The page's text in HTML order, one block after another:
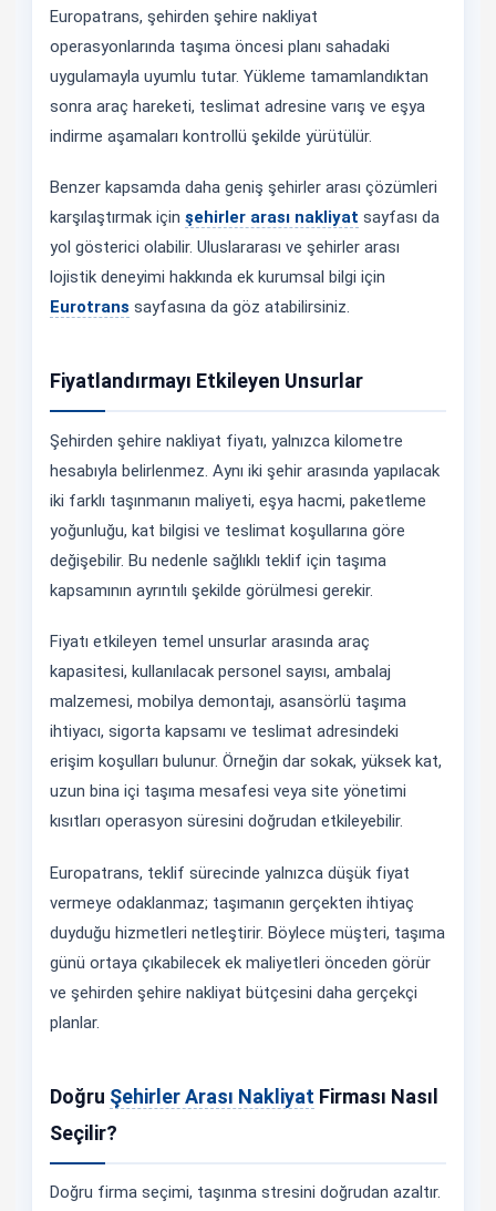
Europatrans, şehirden şehire nakliyat
operasyonlarında taşıma öncesi planı sahadaki
uygulamayla uyumlu tutar. Yükleme tamamlandıktan
sonra araç hareketi, teslimat adresine varış ve eşya
indirme aşamaları kontrollü şekilde yürütülür.
Benzer kapsamda daha geniş şehirler arası çözümleri
karşılaştırmak için şehirler arası nakliyat sayfası da
yol gösterici olabilir. Uluslararası ve şehirler arası
lojistik deneyimi hakkında ek kurumsal bilgi için
Eurotrans sayfasına da göz atabilirsiniz.
Fiyatlandırmayı Etkileyen Unsurlar
Şehirden şehire nakliyat fiyatı, yalnızca kilometre
hesabıyla belirlenmez. Aynı iki şehir arasında yapılacak
iki farklı taşınmanın maliyeti, eşya hacmi, paketleme
yoğunluğu, kat bilgisi ve teslimat koşullarına göre
değişebilir. Bu nedenle sağlıklı teklif için taşıma
kapsamının ayrıntılı şekilde görülmesi gerekir.
Fiyatı etkileyen temel unsurlar arasında araç
kapasitesi, kullanılacak personel sayısı, ambalaj
malzemesi, mobilya demontajı, asansörlü taşıma
ihtiyacı, sigorta kapsamı ve teslimat adresindeki
erişim koşulları bulunur. Örneğin dar sokak, yüksek kat,
uzun bina içi taşıma mesafesi veya site yönetimi
kısıtları operasyon süresini doğrudan etkileyebilir.
Europatrans, teklif sürecinde yalnızca düşük fiyat
vermeye odaklanmaz; taşımanın gerçekten ihtiyaç
duyduğu hizmetleri netleştirir. Böylece müşteri, taşıma
günü ortaya çıkabilecek ek maliyetleri önceden görür
ve şehirden şehire nakliyat bütçesini daha gerçekçi
planlar.
Doğru Şehirler Arası Nakliyat Firması Nasıl
Seçilir?
Doğru firma seçimi, taşınma stresini doğrudan azaltır.